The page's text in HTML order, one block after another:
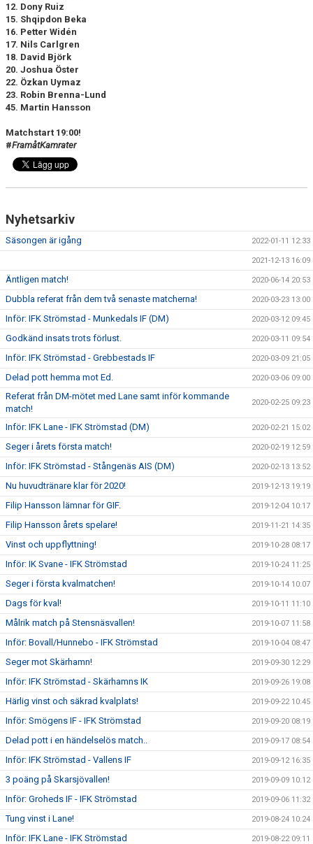
12. Dony Ruiz
15. Shqipdon Beka
16. Petter Widén
17. Nils Carlgren
18. David Björk
20. Joshua Öster
22. Özkan Uymaz
23. Robin Brenna-Lund
45. Martin Hansson
Matchstart 19:00!
#FramåtKamrater
Nyhetsarkiv
Säsongen är igång 2022-01-11 12:33
2021-12-13 16:09
Äntligen match! 2020-06-14 20:53
Dubbla referat från dem två senaste matcherna! 2020-03-23 13:00
Inför: IFK Strömstad - Munkedals IF (DM) 2020-03-12 09:45
Godkänd insats trots förlust. 2020-03-11 09:54
Inför: IFK Strömstad - Grebbestads IF 2020-03-09 21:05
Delad pott hemma mot Ed. 2020-03-06 09:00
Referat från DM-mötet med Lane samt inför kommande
match!
2020-02-25 09:23
Inför: IFK Lane - IFK Strömstad (DM) 2020-02-21 15:02
Seger i årets första match! 2020-02-19 12:59
Inför: IFK Strömstad - Stångenäs AIS (DM) 2020-02-13 13:52
Nu huvudtränare klar för 2020! 2019-12-13 19:19
Filip Hansson lämnar för GIF. 2019-12-04 10:17
Filip Hansson årets spelare! 2019-11-21 14:35
Vinst och uppflyttning! 2019-10-28 08:17
Inför: IK Svane - IFK Strömstad 2019-10-24 11:25
Seger i första kvalmatchen! 2019-10-14 10:07
Dags för kval! 2019-10-11 11:10
Målrik match på Stensnäsvallen! 2019-10-07 11:58
Inför: Bovall/Hunnebo - IFK Strömstad 2019-10-04 08:47
Seger mot Skärhamn! 2019-09-30 12:29
Inför: IFK Strömstad - Skärhamns IK 2019-09-26 19:08
Härlig vinst och säkrad kvalplats! 2019-09-22 10:45
Inför: Smögens IF - IFK Strömstad 2019-09-20 08:19
Delad pott i en händelselös match.. 2019-09-17 08:54
Inför: IFK Strömstad - Vallens IF 2019-09-12 16:35
3 poäng på Skarsjövallen! 2019-09-09 10:12
Inför: Groheds IF - IFK Strömstad 2019-09-06 11:32
Tung vinst i Lane! 2019-08-24 10:24
Inför: IFK Lane - IFK Strömstad 2019-08-22 09:11